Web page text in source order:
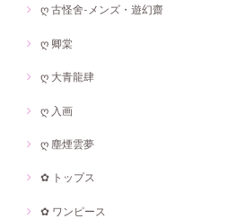
ღ 古怪舍-メンズ・遊幻齋
ღ 卿棠
ღ 大青龍肆
ღ 入画
ღ 塵煙雲夢
✿ トップス
✿ ワンピース